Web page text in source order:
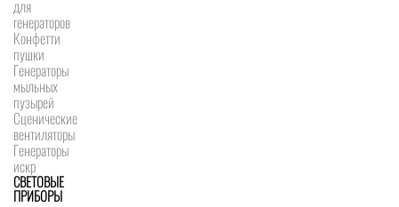
для
генераторов
Конфетти
пушки
Генераторы
мыльных
пузырей
Сценические
вентиляторы
Генераторы
искр
СВЕТОВЫЕ
ПРИБОРЫ